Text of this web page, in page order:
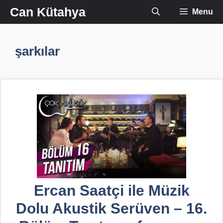
İçeriğe
atlaCan Kütahya Menu
şarkılar
Ercan Saatçi ile Müzik
Dolu Akustik Serüven – 16.